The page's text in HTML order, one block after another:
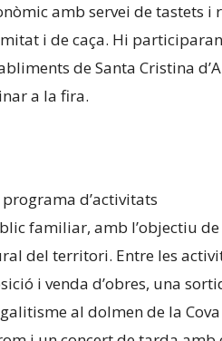
amb servei de tastets i
i de caça. Hi participaran
de Santa Cristina
a la fira.
d’activitats
familiar, amb l’objectiu
del territori. Entre les
i venda d’obres, una
al dolmen de la Cova